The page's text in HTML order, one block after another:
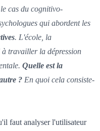
cas du cognitivo-
qui abordent les
. L'école, la
travailler la dépression
Quelle est la
? En quoi cela consiste-
faut analyser l'utilisateur